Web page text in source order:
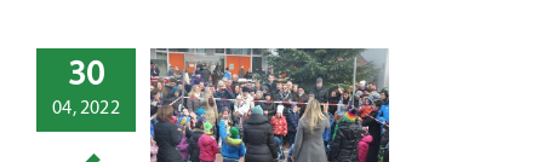
30
04, 2022
–
2013